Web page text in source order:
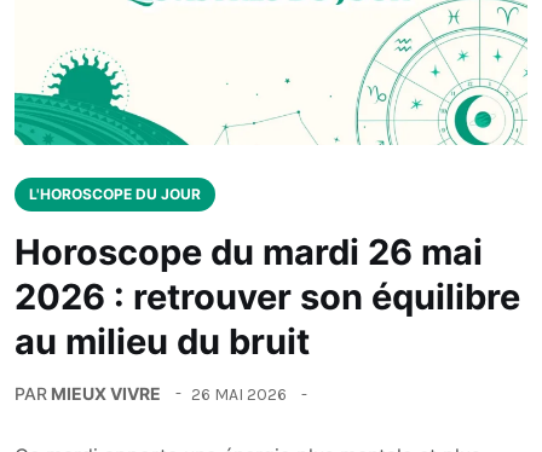
L'HOROSCOPE DU JOUR
Horoscope du mardi 26 mai
2026 : retrouver son équilibre
au milieu du bruit
PAR MIEUX VIVRE 26 MAI 2026